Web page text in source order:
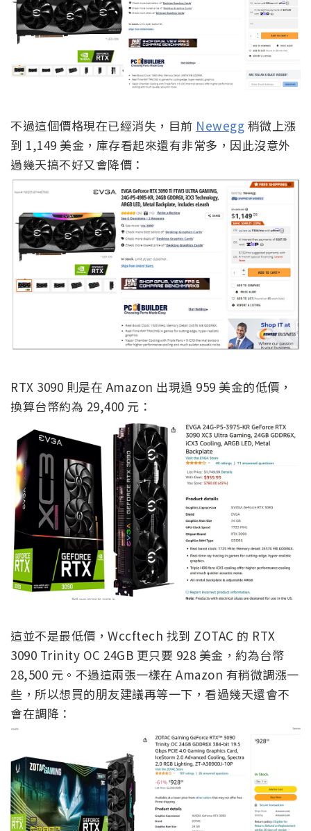
不過這個價格現在已經消失，目前 Newegg 稍微上漲
到 1,149 美金，庫存看起來還有非常多，因此沒意外
過幾天搞不好又會降價：
RTX 3090 則是在 Amazon 出現過 959 美金的低價，
換算台幣約為 29,400 元：
這並不是最低價，Wccftech 找到 ZOTAC 的 RTX
3090 Trinity OC 24GB 更只要 928 美金，約為台幣
28,500 元。不過這兩張一樣在 Amazon 有稍微調漲一
些，所以想買的朋友建議再等一下，看過幾天還會不
會在調降：